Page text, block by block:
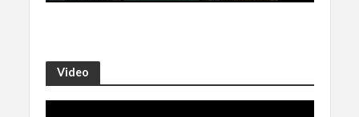
Video